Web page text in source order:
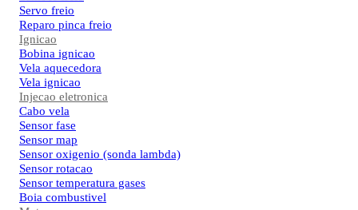
Servo freio
Reparo pinca freio
Ignicao
Bobina ignicao
Vela aquecedora
Vela ignicao
Injecao eletronica
Cabo vela
Sensor fase
Sensor map
Sensor oxigenio (sonda lambda)
Sensor rotacao
Sensor temperatura gases
Boia combustivel